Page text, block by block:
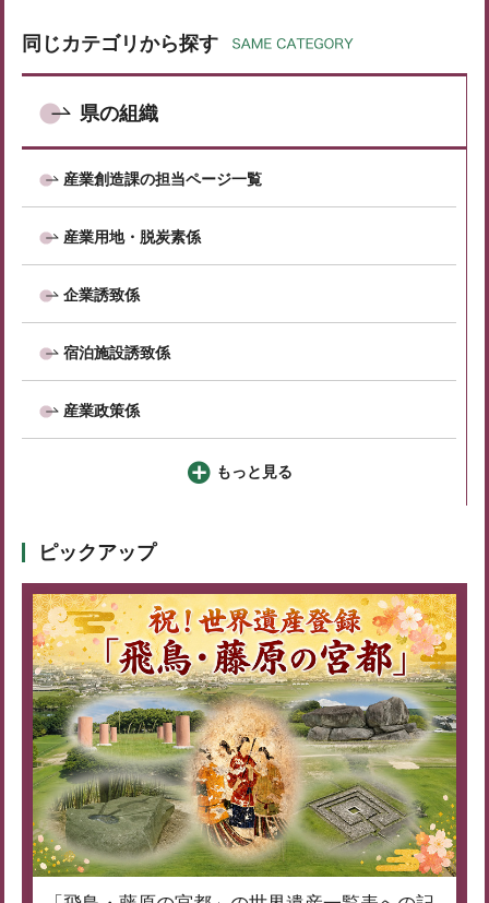
同じカテゴリから探す
県の組織
産業創造課の担当ページ一覧
産業用地・脱炭素係
企業誘致係
宿泊施設誘致係
産業政策係
もっと見る
ピックアップ